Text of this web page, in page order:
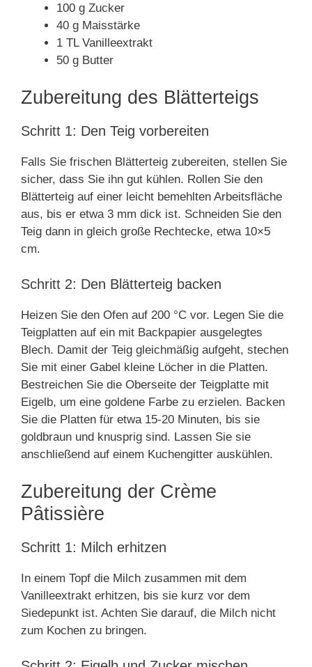
100 g Zucker
40 g Maisstärke
1 TL Vanilleextrakt
50 g Butter
Zubereitung des Blätterteigs
Schritt 1: Den Teig vorbereiten
Falls Sie frischen Blätterteig zubereiten, stellen Sie
sicher, dass Sie ihn gut kühlen. Rollen Sie den
Blätterteig auf einer leicht bemehlten Arbeitsfläche
aus, bis er etwa 3 mm dick ist. Schneiden Sie den
Teig dann in gleich große Rechtecke, etwa 10×5
cm.
Schritt 2: Den Blätterteig backen
Heizen Sie den Ofen auf 200 °C vor. Legen Sie die
Teigplatten auf ein mit Backpapier ausgelegtes
Blech. Damit der Teig gleichmäßig aufgeht, stechen
Sie mit einer Gabel kleine Löcher in die Platten.
Bestreichen Sie die Oberseite der Teigplatte mit
Eigelb, um eine goldene Farbe zu erzielen. Backen
Sie die Platten für etwa 15-20 Minuten, bis sie
goldbraun und knusprig sind. Lassen Sie sie
anschließend auf einem Kuchengitter auskühlen.
Zubereitung der Crème
Pâtissière
Schritt 1: Milch erhitzen
In einem Topf die Milch zusammen mit dem
Vanilleextrakt erhitzen, bis sie kurz vor dem
Siedepunkt ist. Achten Sie darauf, die Milch nicht
zum Kochen zu bringen.